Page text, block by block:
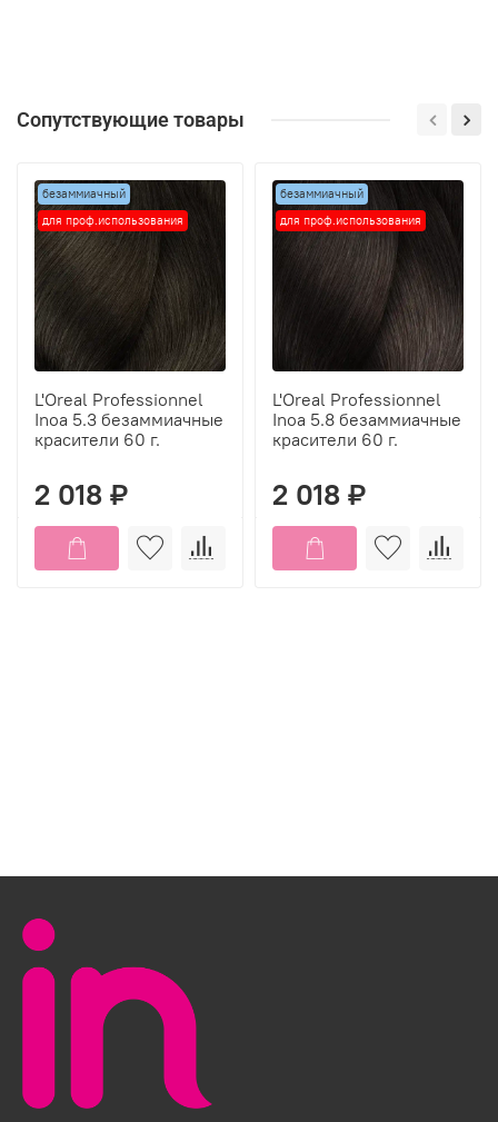
Сопутствующие товары
безаммиачный
для проф.использования
L'Oreal Professionnel
Inoa 5.3 безаммиачные
красители 60 г.
2 018 ₽
безаммиачный
для проф.использования
L'Oreal Professionnel
Inoa 5.8 безаммиачные
красители 60 г.
2 018 ₽